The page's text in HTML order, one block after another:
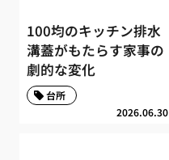
100均のキッチン排水
溝蓋がもたらす家事の
劇的な変化
2026.06.30
台所